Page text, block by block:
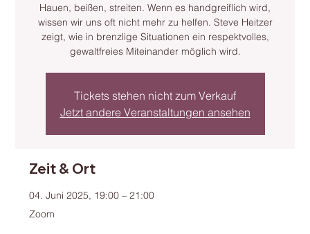
Hauen, beißen, streiten. Wenn es handgreiflich wird,
wissen wir uns oft nicht mehr zu helfen. Steve Heitzer
zeigt, wie in brenzlige Situationen ein respektvolles,
gewaltfreies Miteinander möglich wird.
Tickets stehen nicht zum Verkauf
Jetzt andere Veranstaltungen ansehen
Zeit & Ort
04. Juni 2025, 19:00 – 21:00
Zoom